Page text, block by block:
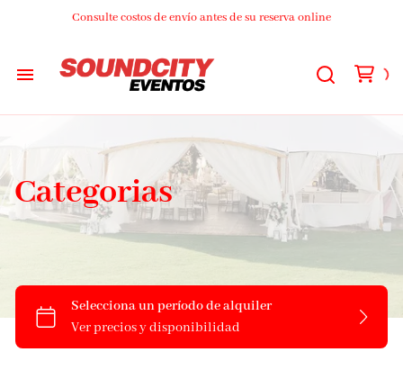
Consulte costos de envío antes de su reserva online
Audio
Luces
DJs
Streaming
Categorias